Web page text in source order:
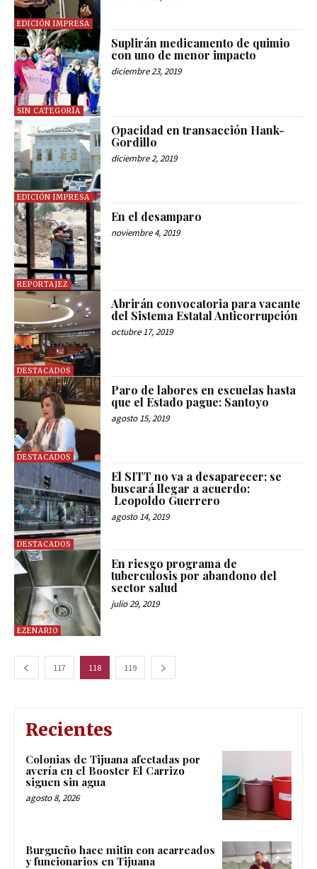
EDICIÓN IMPRESA
SIN CATEGORÍA
Suplirán medicamento de quimio
con uno de menor impacto
diciembre 23, 2019
EDICIÓN IMPRESA
Opacidad en transacción Hank-
Gordillo
diciembre 2, 2019
REPORTAJEZ
En el desamparo
noviembre 4, 2019
DESTACADOS
Abrirán convocatoria para vacante
del Sistema Estatal Anticorrupción
octubre 17, 2019
DESTACADOS
Paro de labores en escuelas hasta
que el Estado pague: Santoyo
agosto 15, 2019
DESTACADOS
El SITT no va a desaparecer; se
buscará llegar a acuerdo:
Leopoldo Guerrero
agosto 14, 2019
EZENARIO
En riesgo programa de
tuberculosis por abandono del
sector salud
julio 29, 2019
117 118 119
Recientes
Colonias de Tijuana afectadas por
avería en el Booster El Carrizo
siguen sin agua
agosto 8, 2026
Burgueño hace mitin con acarreados
y funcionarios en Tijuana